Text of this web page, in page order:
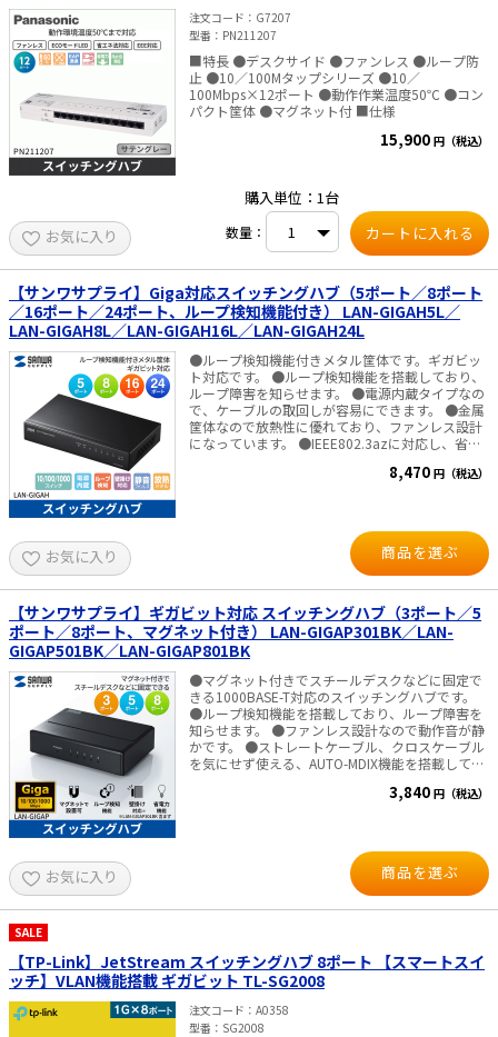
注文コード
G7207
型番
PN211207
■特長 ●デスクサイド ●ファンレス ●ループ防
止 ●10／100Mタップシリーズ ●10／
100Mbps×12ポート ●動作作業温度50℃ ●コン
パクト筐体 ●マグネット付 ■仕様
15,900 円（税込）
お気に入り
購入単位：1台
数量：
【サンワサプライ】Giga対応スイッチングハブ（5ポート／8ポート
／16ポート／24ポート、ループ検知機能付き） LAN-GIGAH5L／
LAN-GIGAH8L／LAN-GIGAH16L／LAN-GIGAH24L
●ループ検知機能付きメタル筐体です。ギガビッ
ト対応です。 ●ループ検知機能を搭載しており、
ループ障害を知らせます。 ●電源内蔵タイプなの
で、ケーブルの取回しが容易にできます。 ●金属
筐体なので放熱性に優れており、ファンレス設計
になっています。 ●IEEE802.3azに対応し、省電
（LAN-GIGAH5L、LAN-GIGAH8L） ●19インチマ
8,470 円（税込）
お気に入り 商品を選ぶ
【サンワサプライ】ギガビット対応 スイッチングハブ（3ポート／5
ポート／8ポート、マグネット付き） LAN-GIGAP301BK／LAN-
GIGAP501BK／LAN-GIGAP801BK
●マグネット付きでスチールデスクなどに固定で
きる1000BASE-T対応のスイッチングハブです。
●ループ検知機能を搭載しており、ループ障害を
知らせます。 ●ファンレス設計なので動作音が静
かです。 ●ストレートケーブル、クロスケーブル
を気にせず使える、AUTO-MDIX機能を搭載してい
1000Mbps自動切替えが可能な、AUTO-
3,840 円（税込）
お気に入り 商品を選ぶ
SALE
【TP-Link】JetStream スイッチングハブ 8ポート 【スマートスイ
ッチ】VLAN機能搭載 ギガビット TL-SG2008
注文コード
A0358
型番
SG2008